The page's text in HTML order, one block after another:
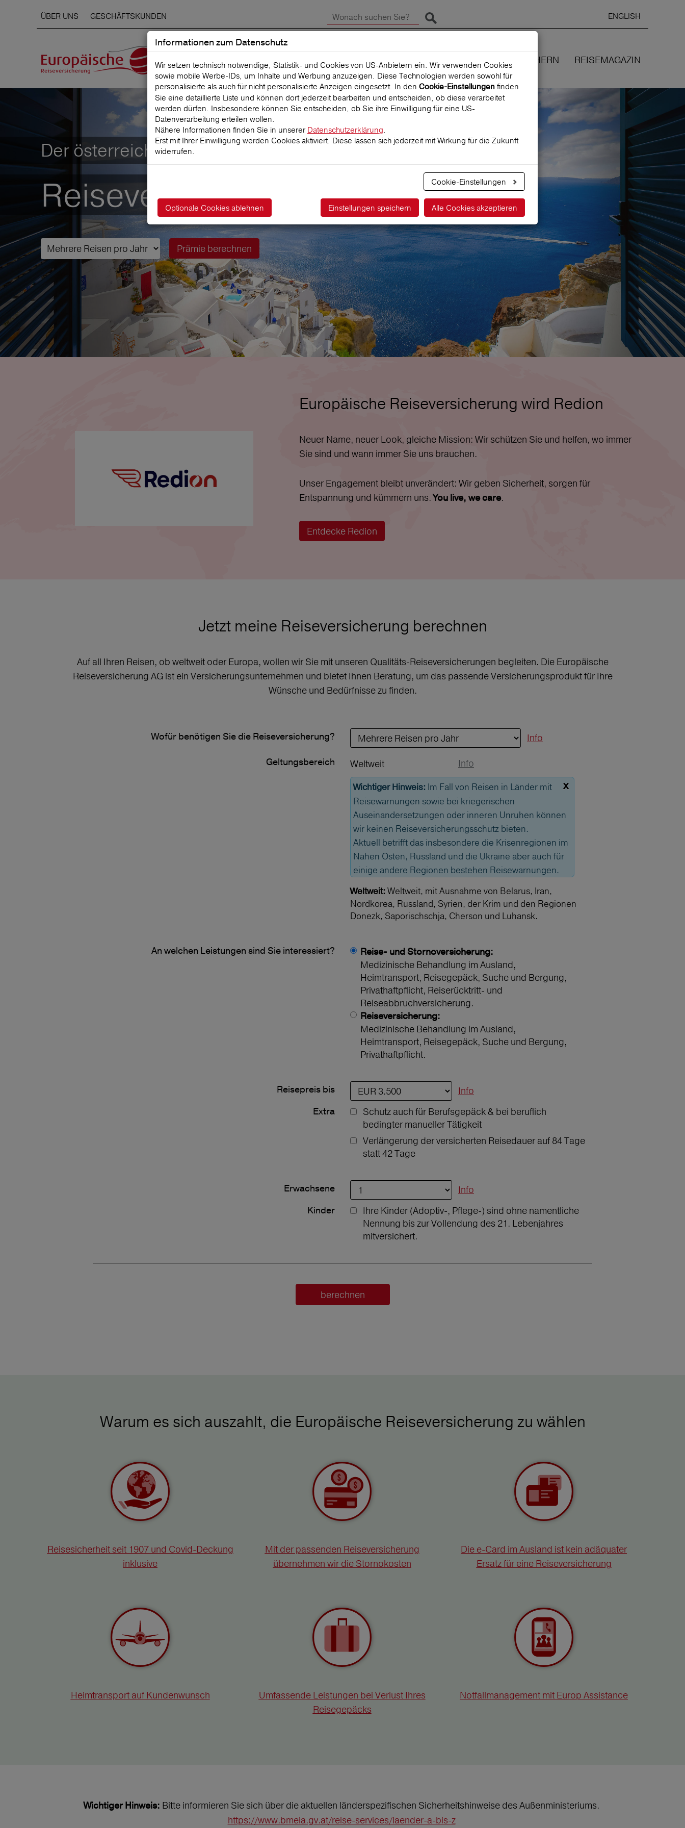
ÜBER UNS GESCHÄFTSKUNDEN
Suche starten
Ausgewählte
Sprache:
DEUTSCH
ENGLISH
SCHADEN MELDEN REISEVERSICHERUNGEN WIR VERSICHERN REISEMAGAZIN
Der österreichische Marktführer für
Reiseversicherungen
Prämie berechnen
Europäische Reiseversicherung wird Redion
Neuer Name, neuer Look, gleiche Mission: Wir schützen Sie und helfen, wo immer
Sie sind und wann immer Sie uns brauchen.
Unser Engagement bleibt unverändert: Wir geben Sicherheit, sorgen für
Entspannung und kümmern uns.You live, we care.
Entdecke Redion
Jetzt meine Reiseversicherung berechnen
Auf all Ihren Reisen, ob weltweit oder Europa, wollen wir Sie mit unseren Qualitäts-Reiseversicherungen begleiten. Die Europäische
Reiseversicherung AG ist ein Versicherungsunternehmen und bietet Ihnen Beratung, um das passende Versicherungsprodukt für Ihre
Wünsche und Bedürfnisse zu finden.
Wofür benötigen Sie die Reiseversicherung? Info
Geltungs­bereich Weltweit Info
x
Wichtiger Hinweis: Im Fall von Reisen in Länder mit
Reisewarnungen sowie bei kriegerischen
Auseinandersetzungen oder inneren Unruhen können
wir keinen Reiseversicherungsschutz bieten.
Aktuell betrifft das insbesondere die Krisenregionen im
Nahen Osten, Russland und die Ukraine aber auch für
einige andere Regionen bestehen Reisewarnungen.
Weltweit: Weltweit, mit Ausnahme von Belarus, Iran,
Nordkorea, Russland, Syrien, der Krim und den Regionen
Donezk, Saporischschja, Cherson und Luhansk.
An welchen Leistungen sind Sie interessiert?
Reise- und Stornoversicherung:
Medizinische Behandlung im Ausland,
Heimtransport, Reisegepäck, Suche und Bergung,
Privathaftpflicht, Reiserücktritt- und
Reiseabbruchversicherung.
Reiseversicherung:
Medizinische Behandlung im Ausland,
Heimtransport, Reisegepäck, Suche und Bergung,
Privathaftpflicht.
Reisepreis bis
Info
Extra
Schutz auch für Berufsgepäck & bei beruflich
bedingter manueller Tätigkeit
Verlängerung der versicherten Reisedauer auf 84 Tage
statt 42 Tage
Erwachsene
Info
Kinder
Ihre Kinder (Adoptiv-, Pflege-) sind ohne namentliche
Nennung bis zur Vollendung des 21. Lebenjahres
mitversichert.
berechnen
Warum es sich auszahlt, die Europäische Reiseversicherung zu wählen
Reisesicherheit seit 1907 und Covid-Deckung
inklusive
Mit der passenden Reiseversicherung
übernehmen wir die Stornokosten
Die e-Card im Ausland ist kein adäquater
Ersatz für eine Reiseversicherung
Heimtransport auf Kundenwunsch
Umfassende Leistungen bei Verlust Ihres
Reisegepäcks
Notfallmanagement mit Europ Assistance
Wichtiger Hinweis: Bitte informieren Sie sich über die aktuellen länderspezifischen Sicherheitshinweise des Außenministeriums.
https://www.bmeia.gv.at/reise-services/laender-a-bis-z
Informationen zum Datenschutz
Wir setzen technisch notwendige, Statistik- und Cookies von US-Anbietern ein. Wir verwenden Cookies
sowie mobile Werbe‑IDs, um Inhalte und Werbung anzuzeigen. Diese Technologien werden sowohl für
personalisierte als auch für nicht personalisierte Anzeigen eingesetzt. In den Cookie-Einstellungen finden
Sie eine detaillierte Liste und können dort jederzeit bearbeiten und entscheiden, ob diese verarbeitet
werden dürfen. Insbesondere können Sie entscheiden, ob Sie ihre Einwilligung für eine US-
Datenverarbeitung erteilen wollen.
Nähere Informationen finden Sie in unserer Datenschutzerklärung.
Erst mit Ihrer Einwilligung werden Cookies aktiviert. Diese lassen sich jederzeit mit Wirkung für die Zukunft
widerrufen.
Cookie-Einstellungen
Alle Cookies akzeptieren
Optionale Cookies ablehnen Einstellungen speichern